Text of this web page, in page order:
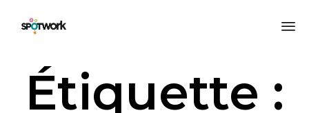
Étiquette :